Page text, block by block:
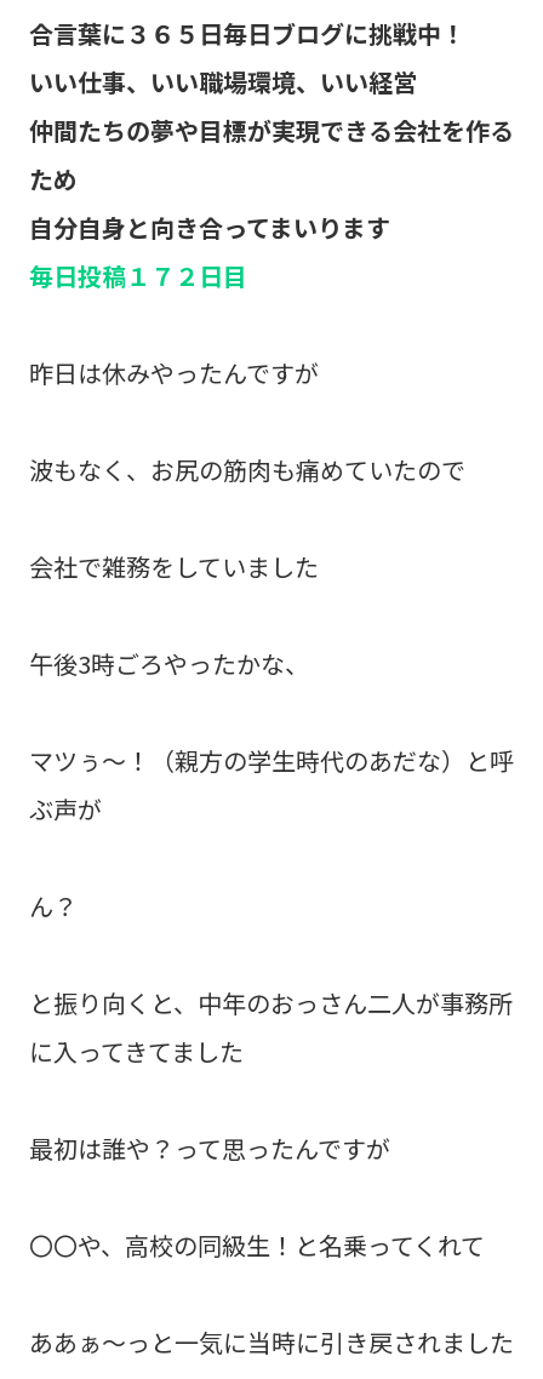
合言葉に３６５日毎日ブログに挑戦中！
いい仕事、いい職場環境、いい経営
仲間たちの夢や目標が実現できる会社を作る
ため
自分自身と向き合ってまいります
毎日投稿１７２日目
昨日は休みやったんですが
波もなく、お尻の筋肉も痛めていたので
会社で雑務をしていました
午後3時ごろやったかな、
マツぅ～！（親方の学生時代のあだな）と呼
ぶ声が
ん？
と振り向くと、中年のおっさん二人が事務所
に入ってきてました
最初は誰や？って思ったんですが
〇〇や、高校の同級生！と名乗ってくれて
ああぁ～っと一気に当時に引き戻されました